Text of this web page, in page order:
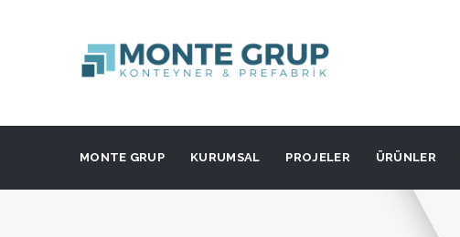
MONTE GRUP KURUMSAL PROJELER ÜRÜNLER